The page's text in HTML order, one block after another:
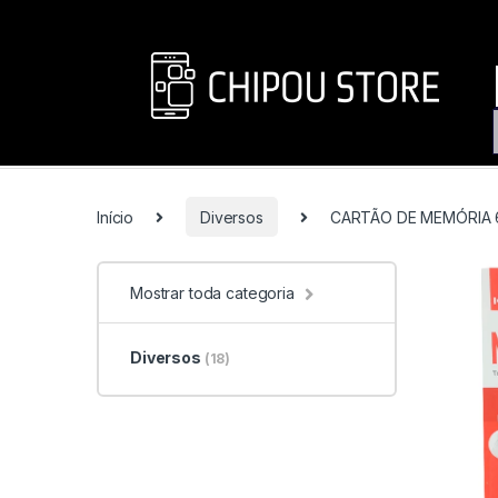
Início Diversos CARTÃO DE
Mostrar toda categoria
Diversos (18)